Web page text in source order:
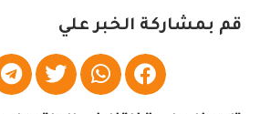
قم بمشاركة الخبر علي